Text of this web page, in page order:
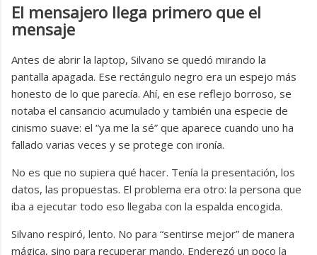
El mensajero llega primero que el
mensaje
Antes de abrir la laptop, Silvano se quedó mirando la
pantalla apagada. Ese rectángulo negro era un espejo más
honesto de lo que parecía. Ahí, en ese reflejo borroso, se
notaba el cansancio acumulado y también una especie de
cinismo suave: el “ya me la sé” que aparece cuando uno ha
fallado varias veces y se protege con ironía.
No es que no supiera qué hacer. Tenía la presentación, los
datos, las propuestas. El problema era otro: la persona que
iba a ejecutar todo eso llegaba con la espalda encogida.
Silvano respiró, lento. No para “sentirse mejor” de manera
mágica, sino para recuperar mando. Enderezó un poco la